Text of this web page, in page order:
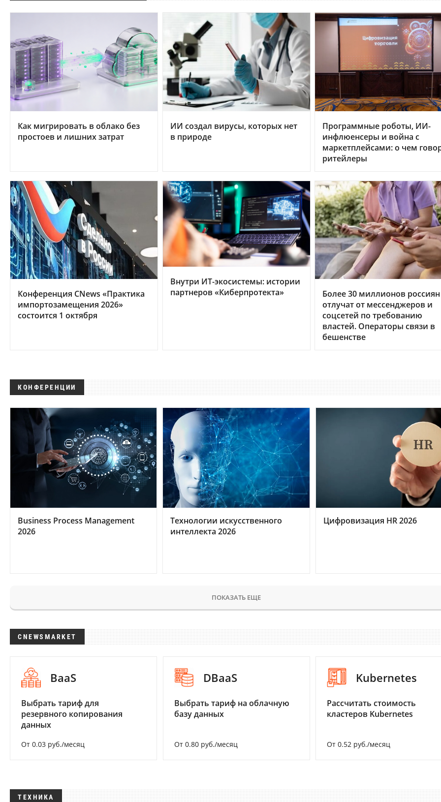
Как мигрировать в облако без
простоев и лишних затрат
ИИ создал вирусы, которых нет
в природе
Программные роботы, ИИ-
инфлюенсеры и война с
маркетплейсами: о чем
ритейлеры
Конференция CNews «Практика
импортозамещения 2026»
состоится 1 октября
Внутри ИТ-экосистемы: истории
партнеров «Киберпротекта»
Более 30 миллионов россиян
отлучат от мессенджеров и
соцсетей по требованию
властей. Операторы связи в
бешенстве
КОНФЕРЕНЦИИ
Business Process Management
2026
Технологии искусственного
интеллекта 2026
Цифровизация HR 2026
ПОКАЗАТЬ ЕЩЕ
CNEWSMARKET
BaaS
Выбрать тариф для
резервного копирования
данных
От 0.03 руб./месяц
DBaaS
Выбрать тариф на облачную
базу данных
От 0.80 руб./месяц
Kubernetes
Рассчитать стоимость
кластеров Kubernetes
От 0.52 руб./месяц
ТЕХНИКА